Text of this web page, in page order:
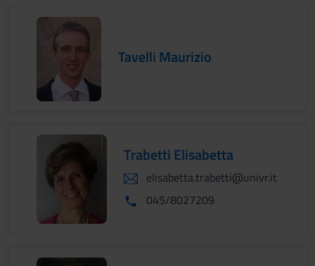
Tavelli Maurizio
Trabetti Elisabetta
elisabetta.trabetti@univr.it
045/8027209